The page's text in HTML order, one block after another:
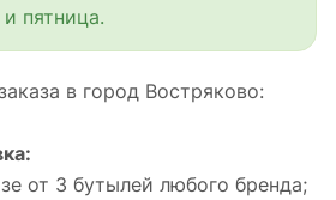
пятница.
в город Востряково:
от 3 бутылей любого бренда;